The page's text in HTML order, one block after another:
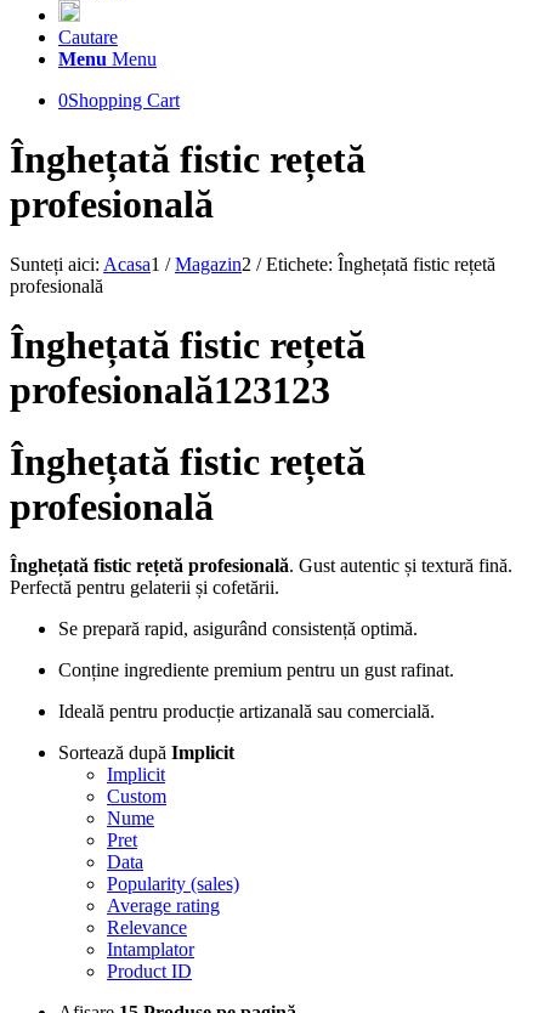
Cautare
Menu Menu
0Shopping Cart
Înghețată fistic rețetă
profesională
Sunteți aici: Acasa1 / Magazin2 / Etichete: Înghețată fistic rețetă
profesională
Înghețată fistic rețetă
profesională123123
Înghețată fistic rețetă
profesională
Înghețată fistic rețetă profesională. Gust autentic și textură fină.
Perfectă pentru gelaterii și cofetării.
Se prepară rapid, asigurând consistență optimă.
Conține ingrediente premium pentru un gust rafinat.
Ideală pentru producție artizanală sau comercială.
Sortează după Implicit
Implicit
Custom
Nume
Pret
Data
Popularity (sales)
Average rating
Relevance
Intamplator
Product ID